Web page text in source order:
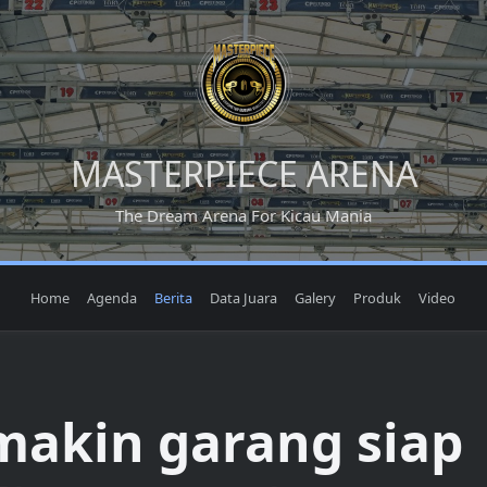
MASTERPIECE ARENA
The Dream Arena For Kicau Mania
Home Agenda Berita Data Juara Galery Produk Video
garang siap